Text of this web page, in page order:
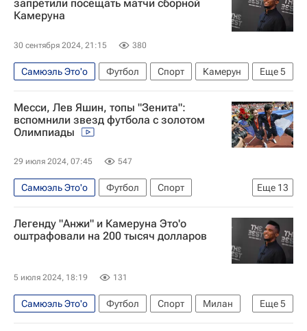
запретили посещать матчи сборной
Камеруна
30 сентября 2024, 21:15 380
Еще5
Самюэль Это'о Футбол Спорт
Камерун
Бразилия
Анжи
Международная федерация футбола (ФИФА)
Барселона
Испания
Месси, Лев Яшин, топы "Зенита":
вспомнили звезд футбола с золотом
Олимпиады
29 июля 2024, 07:45 547
Еще 13
Самюэль Это'о Футбол
Спорт
Спорт — видео
Авторы РИА Новости Спорт
Материалы РИА Спорт
Лионель Месси
Серхио Агуэро
Малком
Хосеп Гвардиола
Неймар
Анхель Ди Мария
Карлос Тевес
Легенду "Анжи" и Камеруна Это'о
оштрафовали на 200 тысяч долларов
5 июля 2024, 18:19 131
Еще5
Самюэль Это'о Футбол Спорт
Милан
Испания
Италия Барселона
Интер